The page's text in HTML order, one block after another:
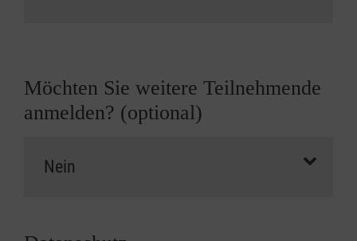
Möchten Sie weitere Teilnehmende
anmelden? (optional)